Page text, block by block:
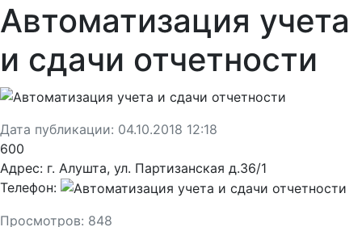
Автоматизация учета
и сдачи отчетности
Дата публикации: 04.10.2018 12:18
600
Адрес: г. Алушта, ул. Партизанская д.36/1
Телефон:
Просмотров: 848